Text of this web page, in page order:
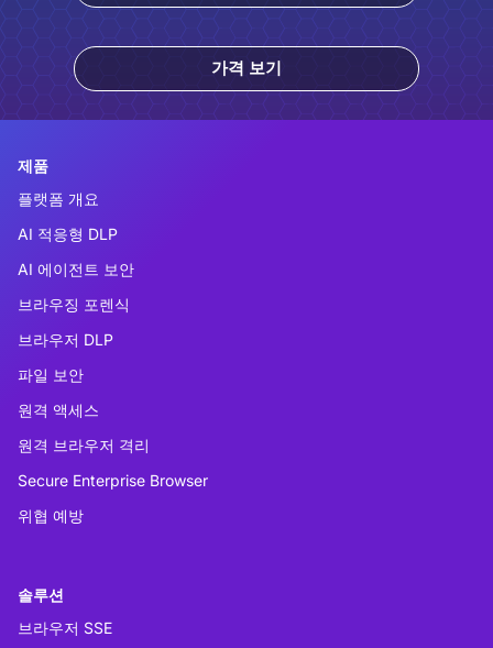
가격 보기
제품
플랫폼 개요
AI 적응형 DLP
AI 에이전트 보안
브라우징 포렌식
브라우저 DLP
파일 보안
원격 액세스
원격 브라우저 격리
Secure Enterprise Browser
위협 예방
솔루션
브라우저 SSE